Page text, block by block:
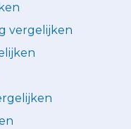
vergelijken